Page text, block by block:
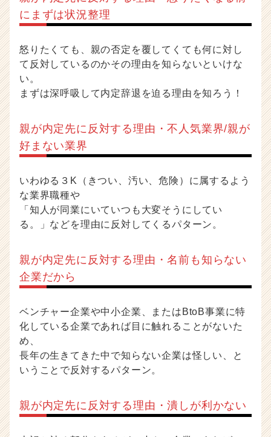
にまずは状況整理
怒りたくても、親の否定を覆してくても何に対し
て反対しているのかその理由を知らないといけな
い。
まずは深呼吸して内定辞退を迫る理由を知ろう！
親が内定先に反対する理由・不人気業界/親が
好まない業界
いわゆる３K（きつい、汚い、危険）に属するよう
な業界職種や
「知人が同業にいていつも大変そうにしてい
る。」などを理由に反対してくるパターン。
親が内定先に反対する理由・名前も知らない
企業だから
ベンチャー企業や中小企業、またはBtoB事業に特
化している企業であれば目に触れることがないた
め、
長年の生きてきた中で知らない企業は怪しい、と
いうことで反対するパターン。
親が内定先に反対する理由・潰しが利かない